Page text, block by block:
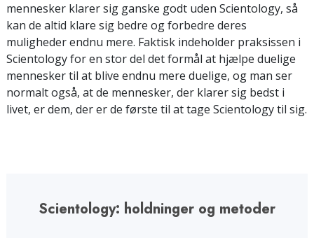
mennesker klarer sig ganske godt uden Scientology, så
kan de altid klare sig bedre og forbedre deres
muligheder endnu mere. Faktisk indeholder praksissen i
Scientology for en stor del det formål at hjælpe duelige
mennesker til at blive endnu mere duelige, og man ser
normalt også, at de mennesker, der klarer sig bedst i
livet, er dem, der er de første til at tage Scientology til sig.
Scientology: holdninger og metoder